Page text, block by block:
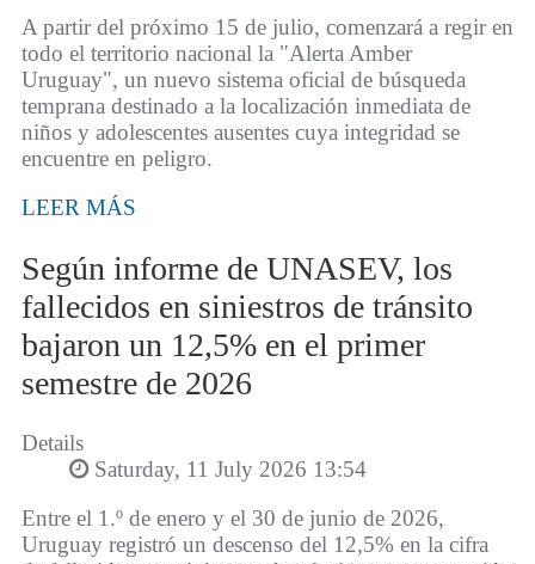
A partir del próximo 15 de julio, comenzará a regir en
todo el territorio nacional la "Alerta Amber
Uruguay", un nuevo sistema oficial de búsqueda
temprana destinado a la localización inmediata de
niños y adolescentes ausentes cuya integridad se
encuentre en peligro.
LEER MÁS
Según informe de UNASEV, los
fallecidos en siniestros de tránsito
bajaron un 12,5% en el primer
semestre de 2026
Details
Saturday, 11 July 2026 13:54
Entre el 1.º de enero y el 30 de junio de 2026,
Uruguay registró un descenso del 12,5% en la cifra